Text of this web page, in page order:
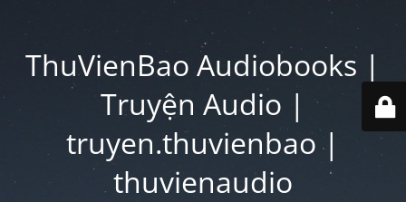
ThuVienBao Audiobooks |
Truyện Audio |
truyen.thuvienbao |
thuvienaudio